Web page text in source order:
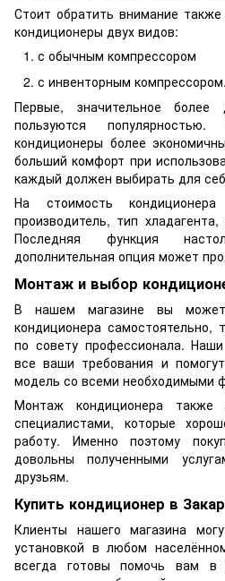
Стоит обратить внимание
кондиционеры двух видов:
с обычным компрессором
с инвенторным компрессором.
Первые, значительное
пользуются
кондиционеры более
больший комфорт при
каждый должен выбирать для
На стоимость
производитель, тип
Последняя функция
дополнительная опция может
Монтаж и выбор
В нашем магазине вы
кондиционера самостоятельно,
по совету профессионала.
все ваши требования и
модель со всеми необходимыми
Монтаж кондиционера также
специалистами, которые
работу. Именно поэтому
довольны полученными
друзьям.
Купить кондиционер в
Клиенты нашего магазина
установкой в любом
всегда готовы помочь вам в